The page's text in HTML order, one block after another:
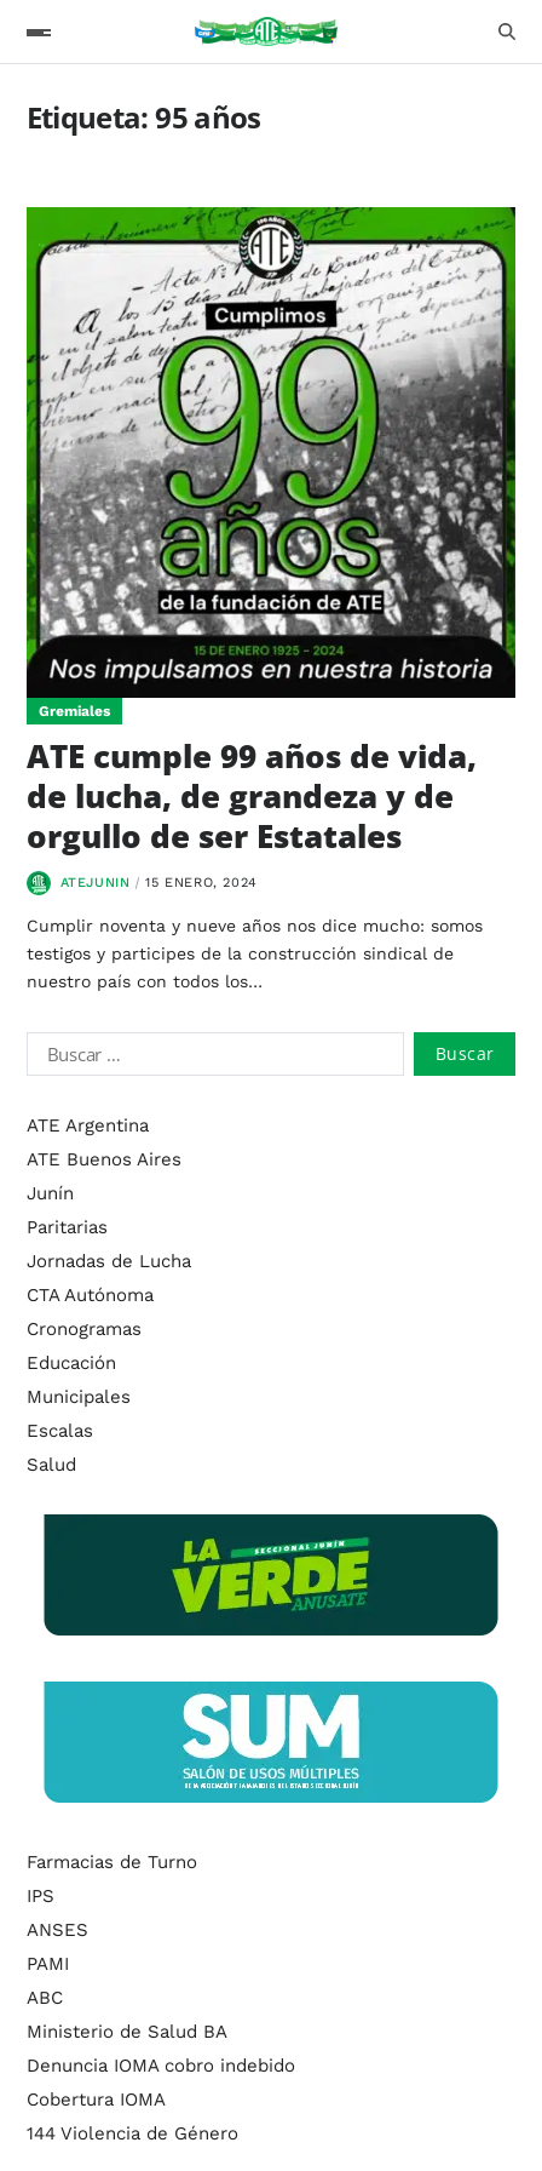
Etiqueta:95 años
Gremiales
ATE cumple 99 años de vida,
de lucha, de grandeza y de
orgullo de ser Estatales
ATEJUNIN 15 ENERO, 2024
Cumplir noventa y nueve años nos dice mucho: somos
testigos y participes de la construcción sindical de
nuestro país con todos los…
ATE Argentina
ATE Buenos Aires
Junín
Paritarias
Jornadas de Lucha
CTA Autónoma
Cronogramas
Educación
Municipales
Escalas
Salud
Farmacias de Turno
IPS
ANSES
PAMI
ABC
Ministerio de Salud BA
Denuncia IOMA cobro indebido
Cobertura IOMA
144 Violencia de Género